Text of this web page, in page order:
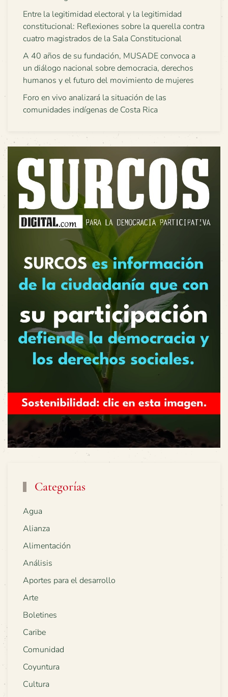
Entre la legitimidad electoral y la legitimidad
constitucional: Reflexiones sobre la querella contra
cuatro magistrados de la Sala Constitucional
A 40 años de su fundación, MUSADE convoca a
un diálogo nacional sobre democracia, derechos
humanos y el futuro del movimiento de mujeres
Foro en vivo analizará la situación de las
comunidades indígenas de Costa Rica
Categorías
Agua
Alianza
Alimentación
Análisis
Aportes para el desarrollo
Arte
Boletines
Caribe
Comunidad
Coyuntura
Cultura